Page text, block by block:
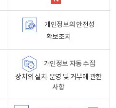
개인정보의 안전성
확보조치
개인정보 자동 수집
장치의 설치·운영 및 거부에 관한
사항